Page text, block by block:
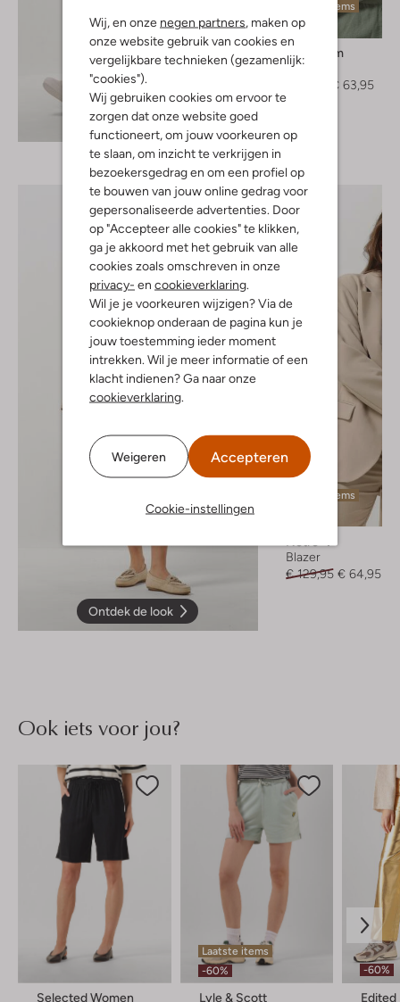
Wij, en onze negen partners, maken op
onze website gebruik van cookies en
vergelijkbare technieken (gezamenlijk:
"cookies").
Wij gebruiken cookies om ervoor te
zorgen dat onze website goed
functioneert, om jouw voorkeuren op
te slaan, om inzicht te verkrijgen in
bezoekersgedrag en om een profiel op
te bouwen van jouw online gedrag voor
gepersonaliseerde advertenties. Door
op "Accepteer alle cookies" te klikken,
ga je akkoord met het gebruik van alle
cookies zoals omschreven in onze
privacy- en cookieverklaring.
Wil je je voorkeuren wijzigen? Via de
cookieknop onderaan de pagina kun je
jouw toestemming ieder moment
intrekken. Wil je meer informatie of een
klacht indienen? Ga naar onze
cookieverklaring.
Weigeren Accepteren
Cookie-instellingen
Ontdek de look
Laatste items
-20%
Modström
Blouse
€ 63,95
Ontdek de look
Laatste items
Blazer
€ 129,95 € 64,95
Ook iets voor jou?
Selected Women
Laatste items
-60%
Lyle & Scott
-60%
Edited